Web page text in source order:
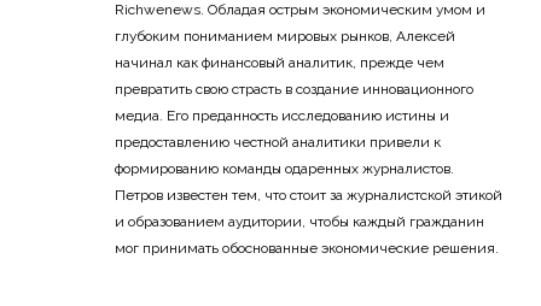
Richwenews. Обладая острым экономическим умом и
глубоким пониманием мировых рынков, Алексей
начинал как финансовый аналитик, прежде чем
превратить свою страсть в создание инновационного
медиа. Его преданность исследованию истины и
предоставлению честной аналитики привели к
формированию команды одаренных журналистов.
Петров известен тем, что стоит за журналистской этикой
и образованием аудитории, чтобы каждый гражданин
мог принимать обоснованные экономические решения.